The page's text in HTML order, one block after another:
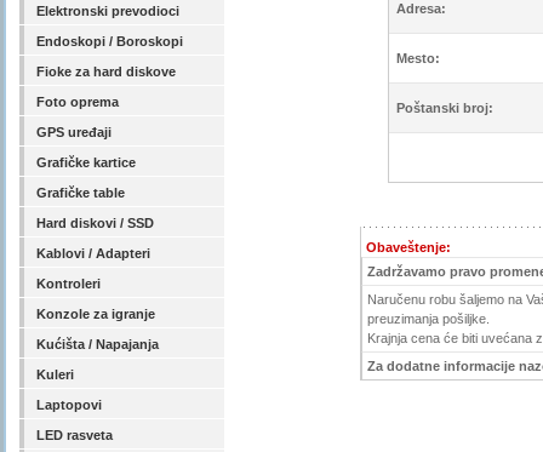
Elektronski prevodioci
Endoskopi / Boroskopi
Fioke za hard diskove
Foto oprema
GPS uređaji
Grafičke kartice
Grafičke table
Hard diskovi / SSD
Kablovi / Adapteri
Kontroleri
Konzole za igranje
Kućišta / Napajanja
Kuleri
Laptopovi
LED rasveta
Adresa:
Mesto:
Poštanski broj:
Obaveštenje:
Zadržavamo pravo
Naručenu robu šaljemo na
preuzimanja pošiljke.
Krajnja cena će biti uvećana
Za dodatne informacije